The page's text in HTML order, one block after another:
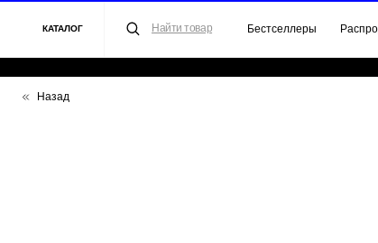
КАТАЛОГ Бестселлеры Распродажа
Найти товар